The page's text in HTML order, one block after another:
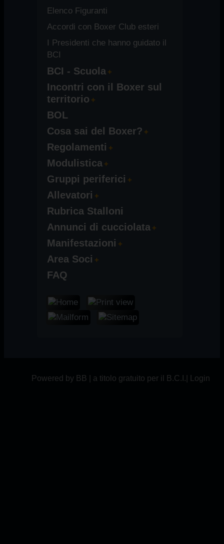
Elenco Figuranti
Accordi con Boxer Club esteri
I Presidenti che hanno guidato il
BCI
BCI - Scuola
Incontri con il Boxer sul
territorio
BOL
Cosa sai del Boxer?
Regolamenti
Modulistica
Gruppi periferici
Allevatori
Rubrica Stalloni
Annunci di cucciolata
Manifestazioni
Area Soci
FAQ
Powered by BB | a titolo gratuito per il B.C.I.| Login